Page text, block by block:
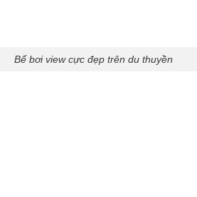
Bể bơi view cực đẹp trên du thuyền